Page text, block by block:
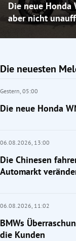
Die neue Honda
aber nicht
Die neuesten
Gestern, 05:00
Die neue Honda
06.08.2026, 13:00
Die Chinesen
Automarkt
06.08.2026, 11:02
BMWs
die Kunden